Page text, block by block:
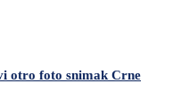
otro foto snimak Crne